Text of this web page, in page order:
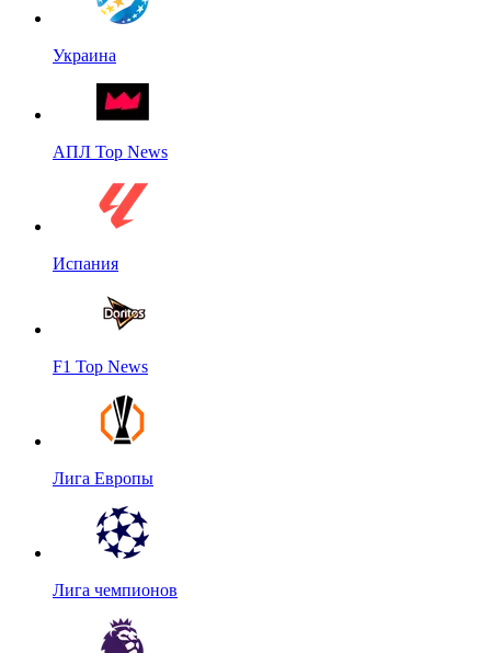
Украина
АПЛ Top News
Испания
F1 Top News
Лига Европы
Лига чемпионов